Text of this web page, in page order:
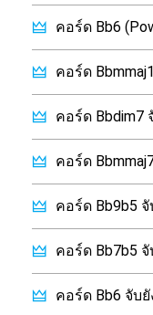
คอร์ด Bb6
คอร์ด
คอร์ด Bbdim7
คอร์ด
คอร์ด Bb9b5
คอร์ด Bb7b5
คอร์ด Bb6 จับ